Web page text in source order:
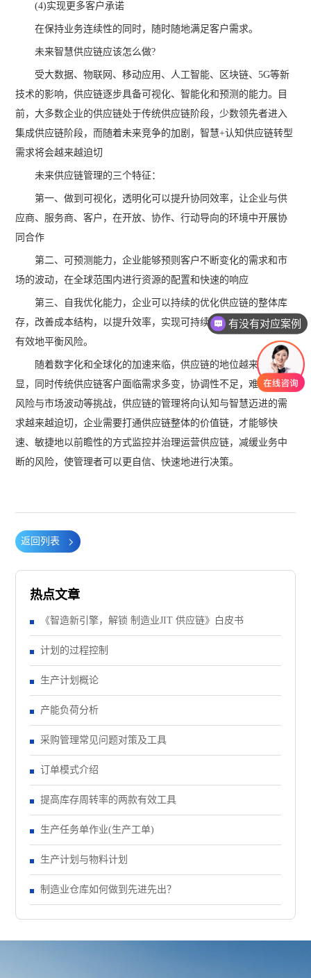
(4)实现更多客户承诺
在保持业务连续性的同时，随时随地满足客户需求。
未来智慧供应链应该怎么做?
受大数据、物联网、移动应用、人工智能、区块链、5G等新
技术的影响，供应链逐步具备可视化、智能化和预测的能力。目
前，大多数企业的供应链处于传统供应链阶段，少数领先者进入
集成供应链阶段，而随着未来竞争的加剧，智慧+认知供应链转型
需求将会越来越迫切
未来供应链管理的三个特征：
第一、做到可视化，透明化可以提升协同效率，让企业与供
应商、服务商、客户，在开放、协作、行动导向的环境中开展协
同合作
第二、可预测能力，企业能够预则客户不断变化的需求和市
场的波动，在全球范围内进行资源的配置和快速的响应
第三、自我优化能力，企业可以持续的优化供应链的整体库
存，改善成本结构，以提升效率，实现可持续的业务发展，同时
有效地平衡风险。
随着数字化和全球化的加速来临，供应链的地位越来越凸
显，同时传统供应链客户面临需求多变，协调性不足，难以抵御
风险与市场波动等挑战，供应链的管理将向认知与智慧迈进的需
求越来越迫切，企业需要打通供应链整体的价值链，才能够快
速、敏捷地以前瞻性的方式监控并治理运营供应链，减缓业务中
断的风险，使管理者可以更自信、快速地进行决策。
返回列表
热点文章
《智造新引擎，解锁 制造业JIT 供应链》白皮书
计划的过程控制
生产计划概论
产能负荷分析
采购管理常见问题对策及工具
订单模式介绍
提高库存周转率的两款有效工具
生产任务单作业(生产工单)
生产计划与物料计划
制造业仓库如何做到先进先出？
有没有对应案例